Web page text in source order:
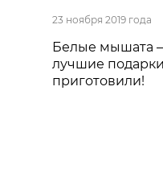
23 ноября 2019 года
Белые мышата
лучшие
приготовили!